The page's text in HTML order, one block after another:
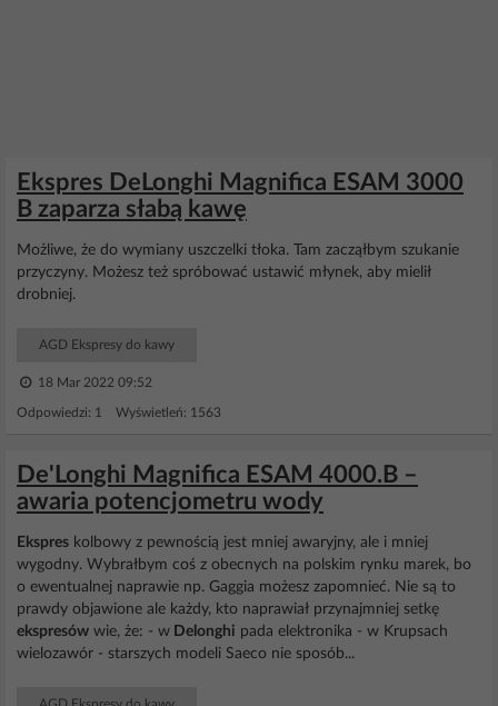
Ekspres DeLonghi Magnifica ESAM 3000
B zaparza słabą kawę
Możliwe, że do wymiany uszczelki tłoka. Tam zacząłbym szukanie
przyczyny. Możesz też spróbować ustawić młynek, aby mielił
drobniej.
AGD Ekspresy do kawy
18 Mar 2022 09:52
Odpowiedzi: 1 Wyświetleń: 1563
De'Longhi Magnifica ESAM 4000.B –
awaria potencjometru wody
Ekspres kolbowy z pewnością jest mniej awaryjny, ale i mniej
wygodny. Wybrałbym coś z obecnych na polskim rynku marek, bo
o ewentualnej naprawie np. Gaggia możesz zapomnieć. Nie są to
prawdy objawione ale każdy, kto naprawiał przynajmniej setkę
ekspresów wie, że: - w Delonghi pada elektronika - w Krupsach
wielozawór - starszych modeli Saeco nie sposób...